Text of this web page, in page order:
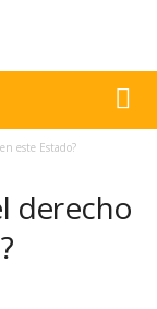
este Estado?
derecho